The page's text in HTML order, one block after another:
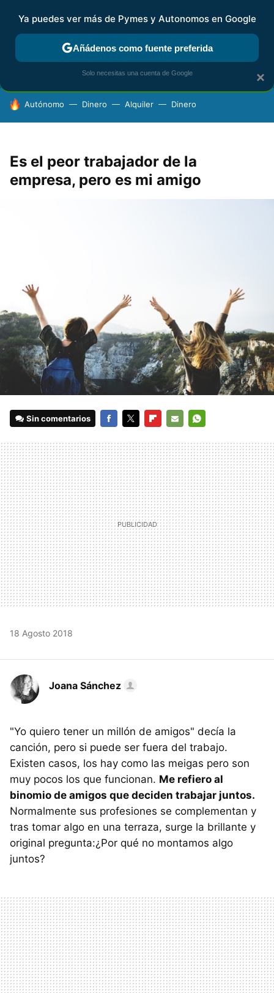
FISCALIDAD Y CONTABILIDAD KIT DIGITAL RENTA
HOY SE HABLA DE
Autónomo Dinero Alquiler Dinero
Es el peor trabajador de la
empresa, pero es mi amigo
Sin comentarios
MAIL
18 Agosto 2018
Joana Sánchez
"Yo quiero tener un millón de amigos" decía la
canción, pero si puede ser fuera del trabajo.
Existen casos, los hay como las meigas pero son
muy pocos los que funcionan. Me refiero al
binomio de amigos que deciden trabajar juntos.
Normalmente sus profesiones se complementan y
tras tomar algo en una terraza, surge la brillante y
original pregunta:¿Por qué no montamos algo
juntos?
×
Ya puedes ver más de Pymes y Autonomos en Google
Añádenos como fuente preferida
Solo necesitas una cuenta de Google